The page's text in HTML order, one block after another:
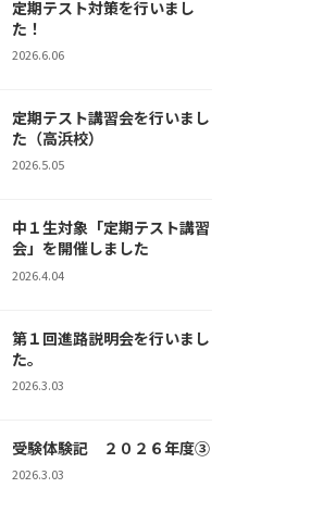
定期テスト対策を行いまし
た！
2026.6.06
定期テスト講習会を行いまし
た（高浜校）
2026.5.05
中１生対象「定期テスト講習
会」を開催しました
2026.4.04
第１回進路説明会を行いまし
た。
2026.3.03
受験体験記 ２０２６年度③
2026.3.03